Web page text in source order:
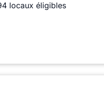
locaux éligibles